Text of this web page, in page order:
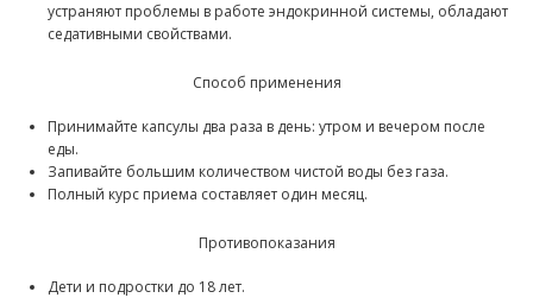
устраняют проблемы в работе эндокринной системы, обладают
седативными свойствами.
Способ применения
Принимайте капсулы два раза в день: утром и вечером после
еды.
Запивайте большим количеством чистой воды без газа.
Полный курс приема составляет один месяц.
Противопоказания
Дети и подростки до 18 лет.